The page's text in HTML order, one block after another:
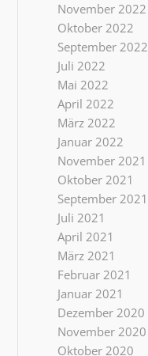
November 2022
Oktober 2022
September 2022
Juli 2022
Mai 2022
April 2022
März 2022
Januar 2022
November 2021
Oktober 2021
September 2021
Juli 2021
April 2021
März 2021
Februar 2021
Januar 2021
Dezember 2020
November 2020
Oktober 2020